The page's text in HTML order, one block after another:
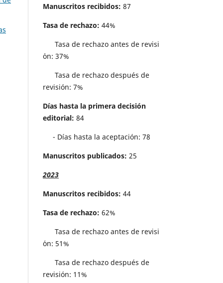
Manuscritos recibidos: 87
Tasa de rechazo: 44%
Tasa de rechazo antes de revisi
´on: 37%
Tasa de rechazo después de
revisión: 7%
Días hasta la primera decisión
editorial: 84
- Días hasta la aceptación: 78
Manuscritos publicados: 25
2023
Manuscritos recibidos: 44
Tasa de rechazo: 62%
Tasa de rechazo antes de revisi
´on: 51%
Tasa de rechazo después de
revisión: 11%